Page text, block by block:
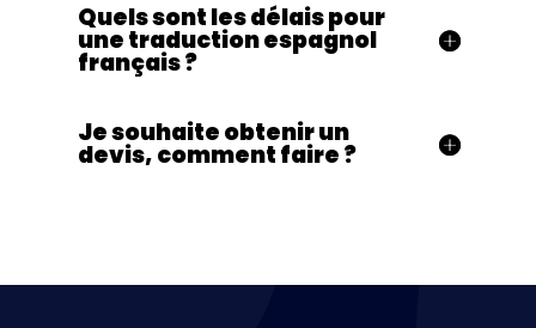
Quels sont les délais pour
une traduction espagnol
français ?
Je souhaite obtenir un
devis, comment faire ?